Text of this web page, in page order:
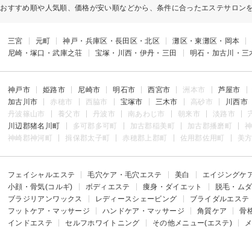
おすすめ順や人気順、価格が安い順などから、条件に合ったエステサロン
三宮 元町 神戸・兵庫区・長田区・北区 灘区・東灘区・岡本
尼崎・塚口・武庫之荘
宝塚・川西・伊丹・三田 明石・加古川・三
神戸市 姫路市 尼崎市 明石市 西宮市 洲本市 芦屋市
加古川市
赤穂市 西脇市 宝塚市 三木市 高砂市 川西市
丹波篠山市
養父市 丹波市 南あわじ市 朝来市 淡路市
川辺郡猪名川町
多可郡多可町 加古郡稲美町 加古郡播磨町
神崎郡神河町
揖保郡太子町 赤穂郡上郡町 佐用郡佐用町 美
フェイシャルエステ 毛穴ケア・毛穴エステ 美白
エイジングケ
小顔・骨気(コルギ)
ボディエステ 痩身・ダイエット 脱毛・ム
ブラジリアンワックス
レディースシェービング ブライダルエス
フットケア・マッサージ
ハンドケア・マッサージ 角質ケア 骨
インドエステ
セルフホワイトニング その他メニュー(エステ)